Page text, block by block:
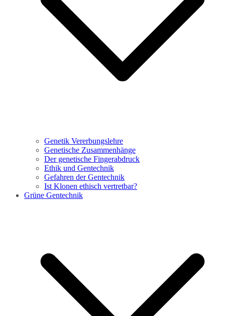
Genetik Vererbungslehre
Genetische Zusammenhänge
Der genetische Fingerabdruck
Ethik und Gentechnik
Gefahren der Gentechnik
Ist Klonen ethisch vertretbar?
Grüne Gentechnik